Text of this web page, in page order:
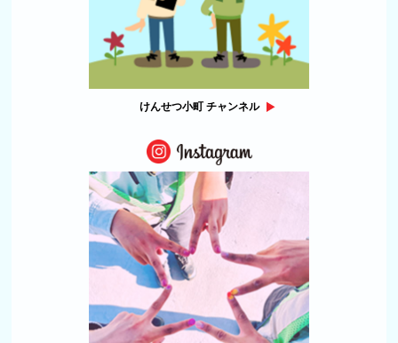
けんせつ小町 チャンネル